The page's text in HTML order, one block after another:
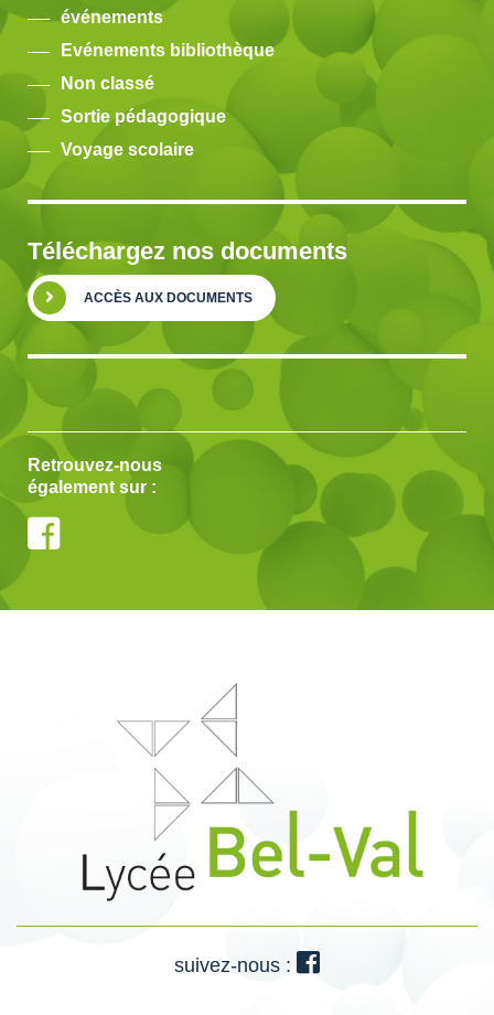
événements
Evénements bibliothèque
Non classé
Sortie pédagogique
Voyage scolaire
Téléchargez nos documents
ACCÈS AUX DOCUMENTS
Retrouvez-nous
également sur :
suivez-nous :